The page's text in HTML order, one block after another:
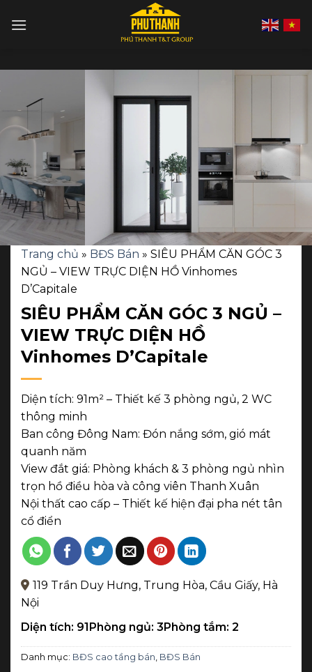
Trang chủ » BĐS Bán » SIÊU PHẨM CĂN GÓC 3
NGỦ – VIEW TRỰC DIỆN HỒ Vinhomes
D’Capitale
SIÊU PHẨM CĂN GÓC 3 NGỦ –
VIEW TRỰC DIỆN HỒ
Vinhomes D’Capitale
Diện tích: 91m² – Thiết kế 3 phòng ngủ, 2 WC
thông minh
Ban công Đông Nam: Đón nắng sớm, gió mát
quanh năm
View đắt giá: Phòng khách & 3 phòng ngủ nhìn
trọn hồ điều hòa và công viên Thanh Xuân
Nội thất cao cấp – Thiết kế hiện đại pha nét tân
cổ điển
119 Trần Duy Hưng, Trung Hòa, Cầu Giấy, Hà
Nội
Diện tích: 91 Phòng ngủ: 3 Phòng tắm: 2
Danh mục: BĐS cao tầng bán, BĐS Bán